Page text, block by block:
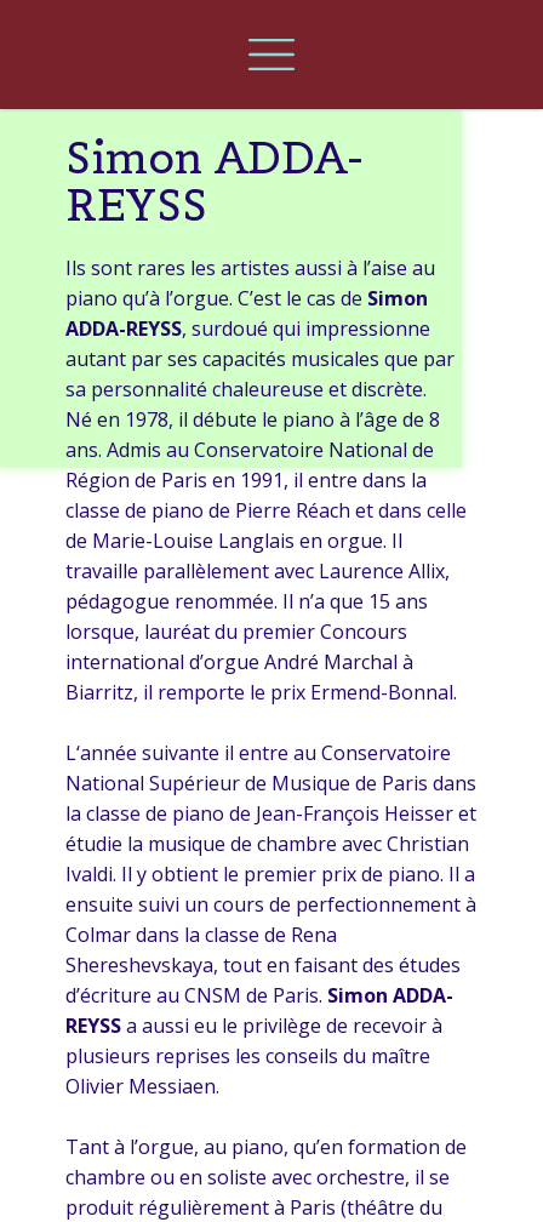
Les
Orgues
d'Urrugne
Accueil
Actualités
Orgue
Galerie
photo
Agenda
Publications
Adhésions
Simon ADDA-
REYSS
Ils sont rares les artistes aussi à l’aise au
piano qu’à l’orgue. C’est le cas de Simon
ADDA-REYSS, surdoué qui impressionne
autant par ses capacités musicales que par
sa personnalité chaleureuse et discrète.
Né en 1978, il débute le piano à l’âge de 8
ans. Admis au Conservatoire National de
Région de Paris en 1991, il entre dans la
classe de piano de Pierre Réach et dans celle
de Marie-Louise Langlais en orgue. Il
travaille parallèlement avec Laurence Allix,
pédagogue renommée. Il n’a que 15 ans
lorsque, lauréat du premier Concours
international d’orgue André Marchal à
Biarritz, il remporte le prix Ermend-Bonnal.
L‘année suivante il entre au Conservatoire
National Supérieur de Musique de Paris dans
la classe de piano de Jean-François Heisser et
étudie la musique de chambre avec Christian
Ivaldi. Il y obtient le premier prix de piano. Il a
ensuite suivi un cours de perfectionnement à
Colmar dans la classe de Rena
Shereshevskaya, tout en faisant des études
d’écriture au CNSM de Paris. Simon ADDA-
REYSSa aussi eu le privilège de recevoir à
plusieurs reprises les conseils du maître
Olivier Messiaen.
Tant à l’orgue, au piano, qu’en formation de
chambre ou en soliste avec orchestre, il se
produit régulièrement à Paris (théâtre du